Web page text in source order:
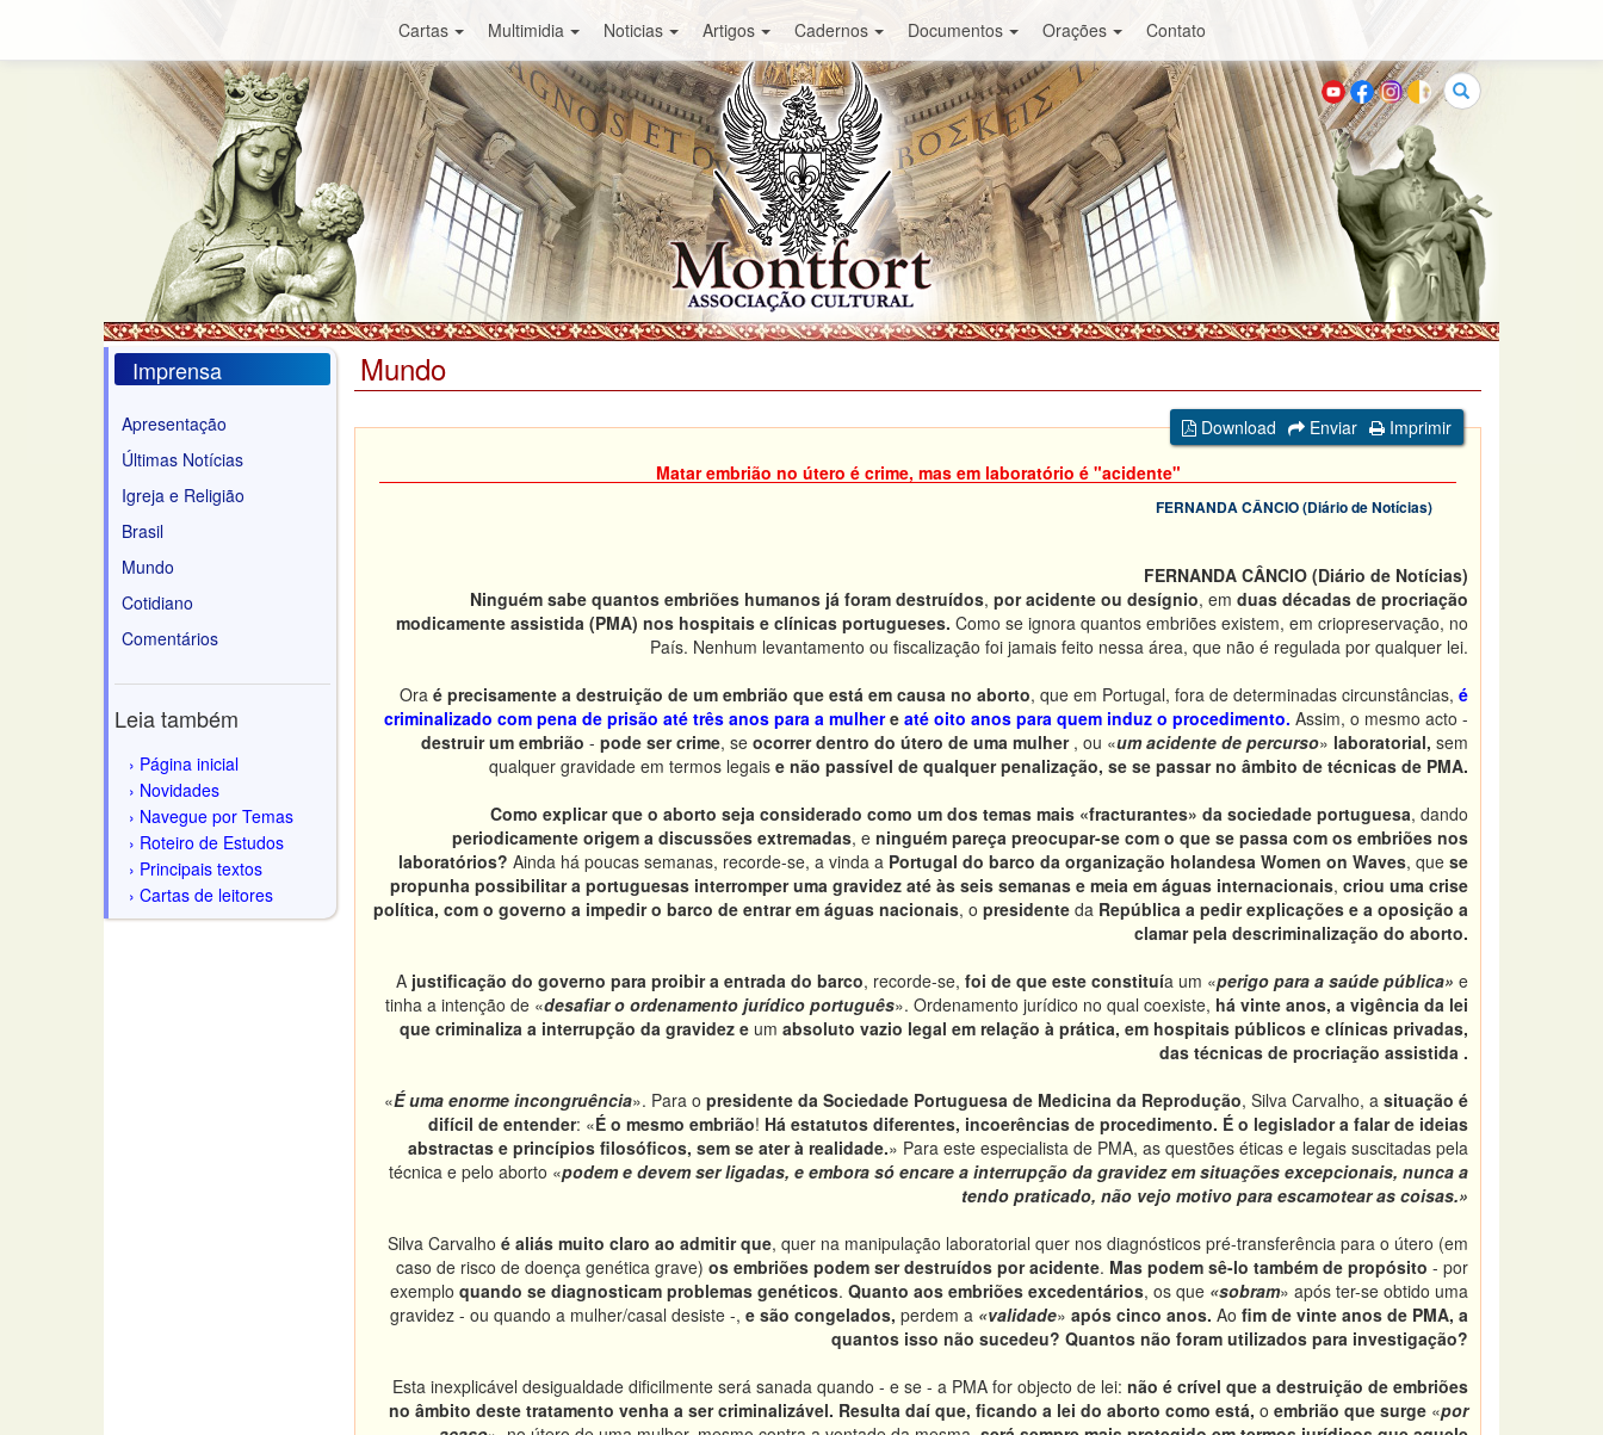
Cartas Multimidia Noticias Artigos Cadernos Documentos Orações Contato
Buscar
Imprensa
Apresentação
Últimas Notícias
Igreja e Religião
Brasil
Mundo
Cotidiano
Comentários
Leia também
Página inicial
Novidades
Navegue por Temas
Roteiro de Estudos
Principais textos
Cartas de leitores
Mundo
Download Enviar
Imprimir
Matar embrião no útero é crime, mas em laboratório é "acidente"
FERNANDA CÂNCIO (Diário de Notícias)
FERNANDA CÂNCIO (Diário de Notícias)
Ninguém sabe quantos embriões humanos já foram destruídos, por acidente ou desígnio, em duas décadas de procriação
modicamente assistida (PMA) nos hospitais e clínicas portugueses. Como se ignora quantos embriões existem, em criopreservação, no
País. Nenhum levantamento ou fiscalização foi jamais feito nessa área, que não é regulada por qualquer lei.
Ora é precisamente a destruição de um embrião que está em causa no aborto, que em Portugal, fora de determinadas circunstâncias, é
criminalizado com pena de prisão até três anos para a mulhere até oito anos para quem induz o procedimento. Assim, o mesmo acto -
destruir um embrião - pode ser crime, se ocorrer dentro do útero de uma mulher, ou «um acidente de percurso» laboratorial, sem
qualquer gravidade em termos legais e não passível de qualquer penalização, se se passar no âmbito de técnicas de PMA.
Como explicar que o aborto seja considerado como um dos temas mais «fracturantes» da sociedade portuguesa, dando
periodicamente origem a discussões extremadas, e ninguém pareça preocupar-se com o que se passa com os embriões nos
laboratórios? Ainda há poucas semanas, recorde-se, a vinda a Portugal do barco da organização holandesa Women on Waves, que se
propunha possibilitar a portuguesas interromper uma gravidez até às seis semanas e meia em águas internacionais, criou uma crise
política, com o governo a impedir o barco de entrar em águas nacionais, o presidente da República a pedir explicações e a oposição a
clamar pela descriminalização do aborto.
A justificação do governo para proibir a entrada do barco, recorde-se, foi de que este constituía um «perigo para a saúde pública» e
tinha a intenção de «desafiar o ordenamento jurídico português». Ordenamento jurídico no qual coexiste, há vinte anos, a vigência da lei
que criminaliza a interrupção da gravidez e um absoluto vazio legal em relação à prática, em hospitais públicos e clínicas privadas,
das técnicas de procriação assistida .
«É uma enorme incongruência». Para o presidente da Sociedade Portuguesa de Medicina da Reprodução, Silva Carvalho, a situação é
difícil de entender: «É o mesmo embrião! Há estatutos diferentes, incoerências de procedimento. É o legislador a falar de ideias
abstractas e princípios filosóficos, sem se ater à realidade.» Para este especialista de PMA, as questões éticas e legais suscitadas pela
técnica e pelo aborto «podem e devem ser ligadas, e embora só encare a interrupção da gravidez em situações excepcionais, nunca a
tendo praticado, não vejo motivo para escamotear as coisas.»
Silva Carvalho é aliás muito claro ao admitir que, quer na manipulação laboratorial quer nos diagnósticos pré-transferência para o útero (em
caso de risco de doença genética grave) os embriões podem ser destruídos por acidente. Mas podem sê-lo também de propósito - por
exemplo quando se diagnosticam problemas genéticos. Quanto aos embriões excedentários, os que «sobram» após ter-se obtido uma
gravidez - ou quando a mulher/casal desiste -, e são congelados, perdem a «validade» após cinco anos. Ao fim de vinte anos de PMA, a
quantos isso não sucedeu? Quantos não foram utilizados para investigação?
Esta inexplicável desigualdade dificilmente será sanada quando - e se - a PMA for objecto de lei: não é crível que a destruição de embriões
no âmbito deste tratamento venha a ser criminalizável. Resulta daí que, ficando a lei do aborto como está, o embrião que surge «por